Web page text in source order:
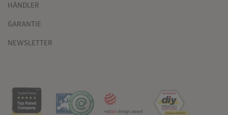
HÄNDLER
GARANTIE
NEWSLETTER